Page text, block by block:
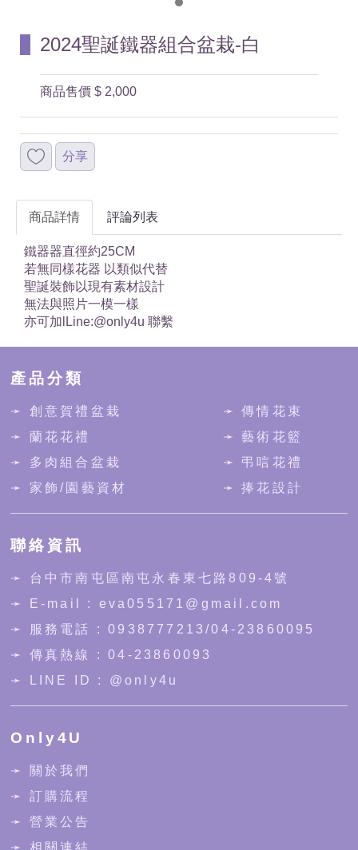
2024聖誕鐵器組合盆栽-白
商品售價 $ 2,000
分享
商品詳情 評論列表
鐵器器直徑約25CM
若無同樣花器 以類似代替
聖誕裝飾以現有素材設計
無法與照片一模一樣
亦可加lLine:@only4u 聯繫
產品分類
➛ 創意賀禮盆栽
➛ 蘭花花禮
➛ 多肉組合盆栽
➛ 家飾/園藝資材
➛ 傳情花束
➛ 藝術花籃
➛ 弔唁花禮
➛ 捧花設計
聯絡資訊
➛ 台中市南屯區南屯永春東七路809-4號
➛ E-mail : eva055171@gmail.com
➛ 服務電話 :0938777213/04-23860095
➛ 傳真熱線 : 04-23860093
➛ LINE ID : @only4u
Only4U
➛ 關於我們
➛ 訂購流程
➛ 營業公告
➛ 相關連結